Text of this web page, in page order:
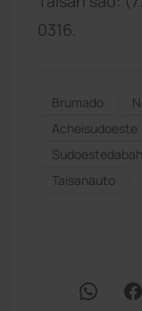
0316.
Brumado
Acheisudoeste
Taisanauto